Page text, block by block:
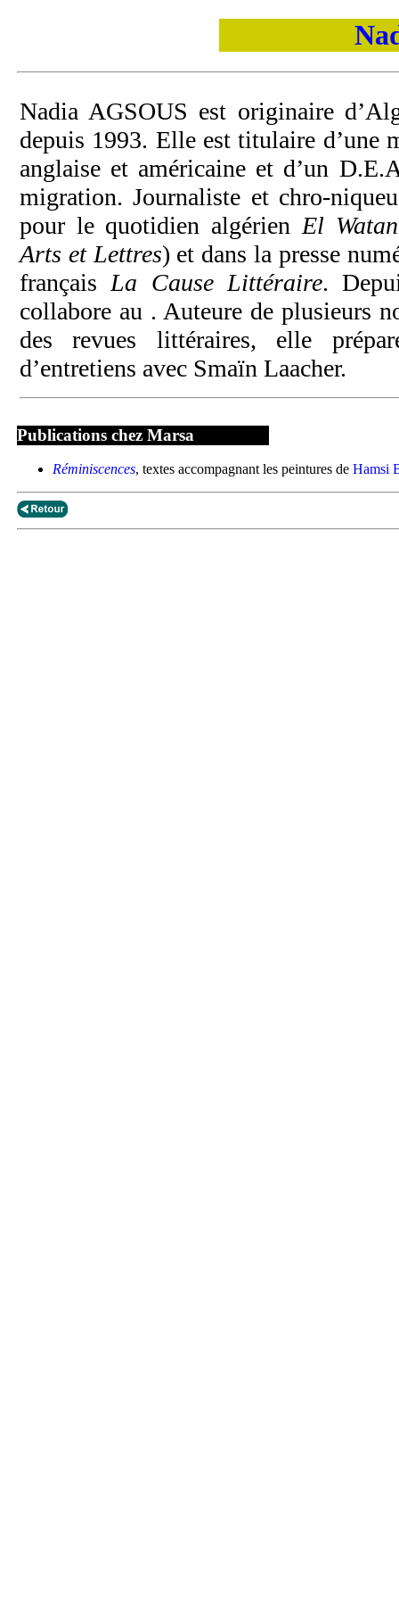
Nadia AGSOUS est originaire
depuis 1993. Elle est titulaire d’une
anglaise et américaine et d’un
migration. Journaliste et chro-
pour le quotidien algérien El Watan
Arts et Lettres) et dans la presse
français La Cause Littéraire.
collabore au . Auteure de plusieurs
des revues littéraires, elle
d’entretiens avec Smaïn Laacher.
Publications chez Marsa
Réminiscences, textes accompagnant les peintures de Hamsi